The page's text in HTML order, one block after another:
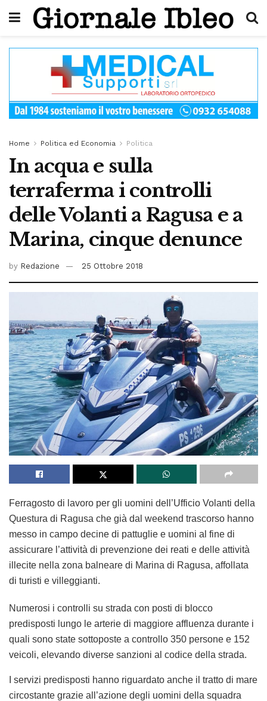
Home Politica ed Economia Politica
In acqua e sulla
terraferma i controlli
delle Volanti a Ragusa e a
Marina, cinque denunce
by Redazione 25 Ottobre 2018
Ferragosto di lavoro per gli uomini dell’Ufficio Volanti della
Questura di Ragusa che già dal weekend trascorso hanno
messo in campo decine di pattuglie e uomini al fine di
assicurare l’attività di prevenzione dei reati e delle attività
illecite nella zona balneare di Marina di Ragusa, affollata
di turisti e villeggianti.
Numerosi i controlli su strada con posti di blocco
predisposti lungo le arterie di maggiore affluenza durante i
quali sono state sottoposte a controllo 350 persone e 152
veicoli, elevando diverse sanzioni al codice della strada.
I servizi predisposti hanno riguardato anche il tratto di mare
circostante grazie all’azione degli uomini della squadra